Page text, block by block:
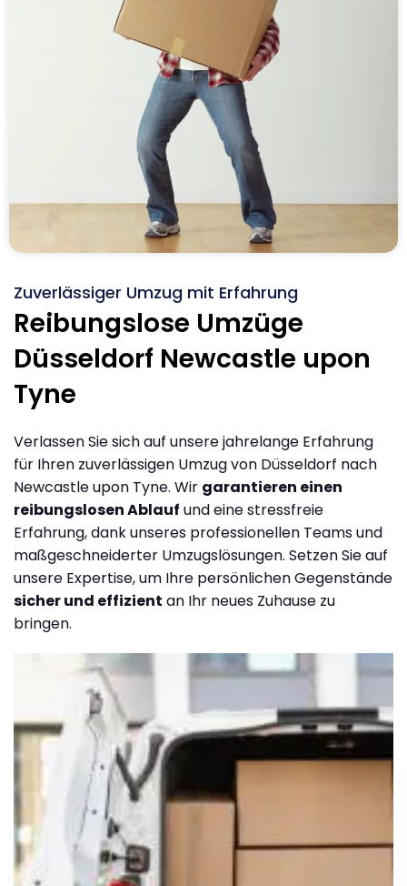
Zuverlässiger Umzug mit Erfahrung
Reibungslose Umzüge
Düsseldorf Newcastle upon
Tyne
Verlassen Sie sich auf unsere jahrelange Erfahrung
für Ihren zuverlässigen Umzug von Düsseldorf nach
Newcastle upon Tyne. Wir garantieren einen
reibungslosen Ablauf und eine stressfreie
Erfahrung, dank unseres professionellen Teams und
maßgeschneiderter Umzugslösungen. Setzen Sie auf
unsere Expertise, um Ihre persönlichen Gegenstände
sicher und effizient an Ihr neues Zuhause zu
bringen.